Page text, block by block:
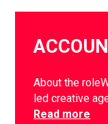
About the
led creative
Read more